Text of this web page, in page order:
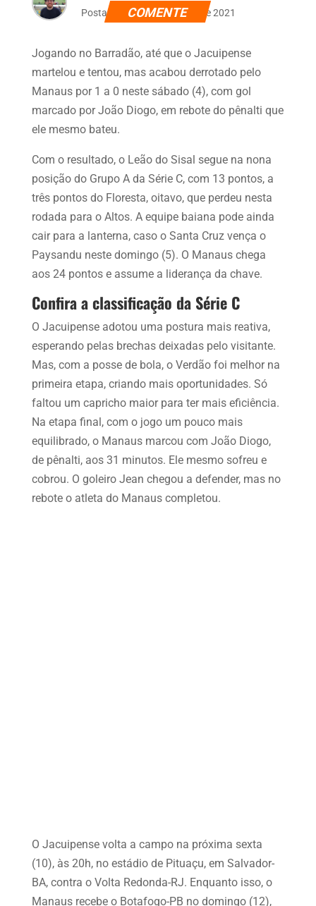
Postado dia 3 de setembro de 2021
COMENTE
Jogando no Barradão, até que o Jacuipense
martelou e tentou, mas acabou derrotado pelo
Manaus por 1 a 0 neste sábado (4), com gol
marcado por João Diogo, em rebote do pênalti que
ele mesmo bateu.
Com o resultado, o Leão do Sisal segue na nona
posição do Grupo A da Série C, com 13 pontos, a
três pontos do Floresta, oitavo, que perdeu nesta
rodada para o Altos. A equipe baiana pode ainda
cair para a lanterna, caso o Santa Cruz vença o
Paysandu neste domingo (5). O Manaus chega
aos 24 pontos e assume a liderança da chave.
Confira a classificação da Série C
O Jacuipense adotou uma postura mais reativa,
esperando pelas brechas deixadas pelo visitante.
Mas, com a posse de bola, o Verdão foi melhor na
primeira etapa, criando mais oportunidades. Só
faltou um capricho maior para ter mais eficiência.
Na etapa final, com o jogo um pouco mais
equilibrado, o Manaus marcou com João Diogo,
de pênalti, aos 31 minutos. Ele mesmo sofreu e
cobrou. O goleiro Jean chegou a defender, mas no
rebote o atleta do Manaus completou.
O Jacuipense volta a campo na próxima sexta
(10), às 20h, no estádio de Pituaçu, em Salvador-
BA, contra o Volta Redonda-RJ. Enquanto isso, o
Manaus recebe o Botafogo-PB no domingo (12),